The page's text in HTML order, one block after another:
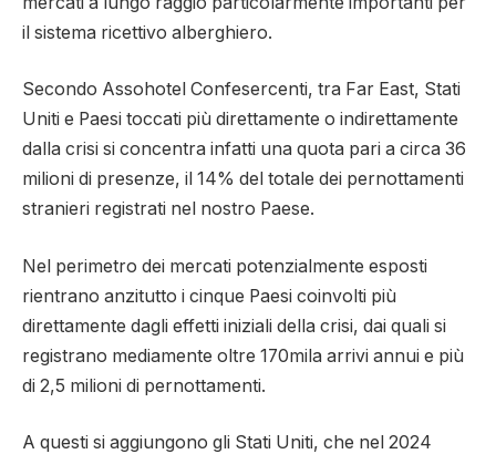
il sistema ricettivo alberghiero.
Secondo Assohotel Confesercenti, tra Far East, Stati
Uniti e Paesi toccati più direttamente o indirettamente
dalla crisi si concentra infatti una quota pari a circa 36
milioni di presenze, il 14% del totale dei pernottamenti
stranieri registrati nel nostro Paese.
Nel perimetro dei mercati potenzialmente esposti
rientrano anzitutto i cinque Paesi coinvolti più
direttamente dagli effetti iniziali della crisi, dai quali si
registrano mediamente oltre 170mila arrivi annui e più
di 2,5 milioni di pernottamenti.
A questi si aggiungono gli Stati Uniti, che nel 2024